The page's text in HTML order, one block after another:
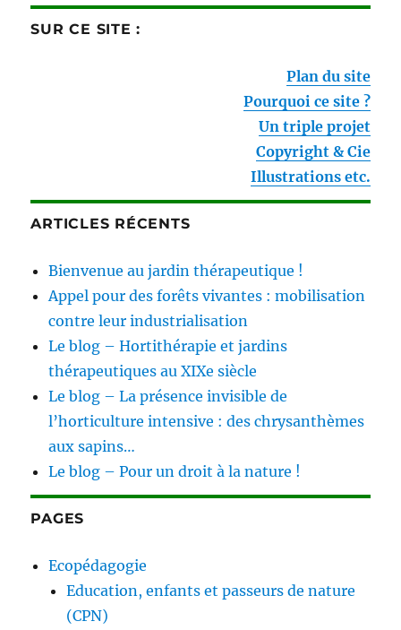
SUR CE SITE :
Plan du site
Pourquoi ce site ?
Un triple projet
Copyright & Cie
Illustrations etc.
ARTICLES RÉCENTS
Bienvenue au jardin thérapeutique !
Appel pour des forêts vivantes : mobilisation
contre leur industrialisation
Le blog – Hortithérapie et jardins
thérapeutiques au XIXe siècle
Le blog – La présence invisible de
l’horticulture intensive : des chrysanthèmes
aux sapins…
Le blog – Pour un droit à la nature !
PAGES
Ecopédagogie
Education, enfants et passeurs de nature
(CPN)